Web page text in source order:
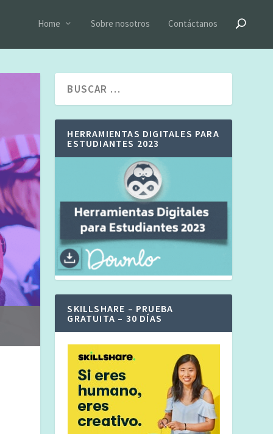
Home Sobre nosotros Contáctanos
HERRAMIENTAS DIGITALES PARA
ESTUDIANTES 2023
SKILLSHARE – PRUEBA
GRATUITA – 30 DÍAS